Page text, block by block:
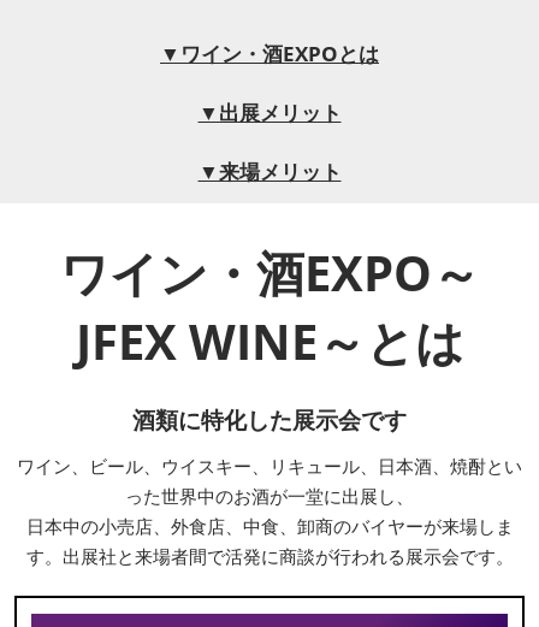
▼ワイン・酒EXPOとは
▼出展メリット
▼来場メリット
ワイン・酒EXPO～
JFEX WINE～とは
酒類に特化した展示会です
ワイン、ビール、ウイスキー、リキュール、日本酒、焼酎とい
った世界中のお酒が一堂に出展し、
日本中の小売店、外食店、中食、卸商のバイヤーが来場しま
す。出展社と来場者間で活発に商談が行われる展示会です。